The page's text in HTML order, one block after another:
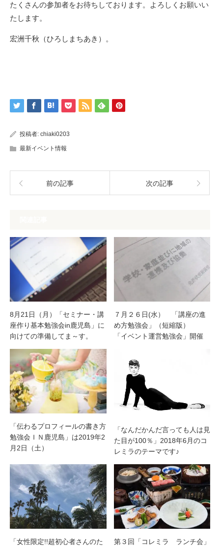
たくさんの参加者をお待ちしております。よろしくお願いい
たします。
宏洲千秋（ひろしまちあき）。
投稿者: chiaki0203
最新イベント情報
前の記事 次の記事
8月21日（月）「セミナー・講
座作り基本勉強会in鹿児島」に
向けての準備してま～す。
７月２６日(水） 「講座の進
め方勉強会」（短縮版）
「イベント運営勉強会」開催
「伝わるプロフィールの書き方
勉強会ＩＮ鹿児島」は2019年2
月2日（土）
「なんだかんだ言っても人は見
た目が100％」2018年6月のコ
レミラのテーマです♪
「女性限定!!超初心者さんのた
第３回「コレミラ ランチ会」